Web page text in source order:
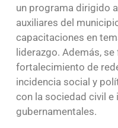
un programa dirigido
auxiliares del
capacitaciones en
liderazgo. Además,
fortalecimiento de
incidencia social y
con la sociedad civil e
gubernamentales.